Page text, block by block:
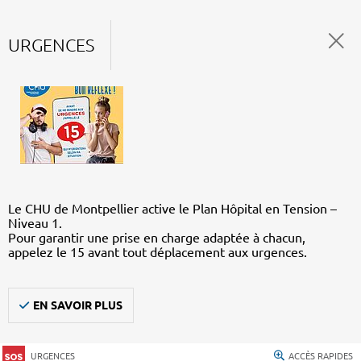
URGENCES
Le CHU de Montpellier active le Plan Hôpital en Tension –
Niveau 1.
Pour garantir une prise en charge adaptée à chacun,
appelez le 15 avant tout déplacement aux urgences.
EN SAVOIR PLUS
URGENCES ACCÈS RAPIDES